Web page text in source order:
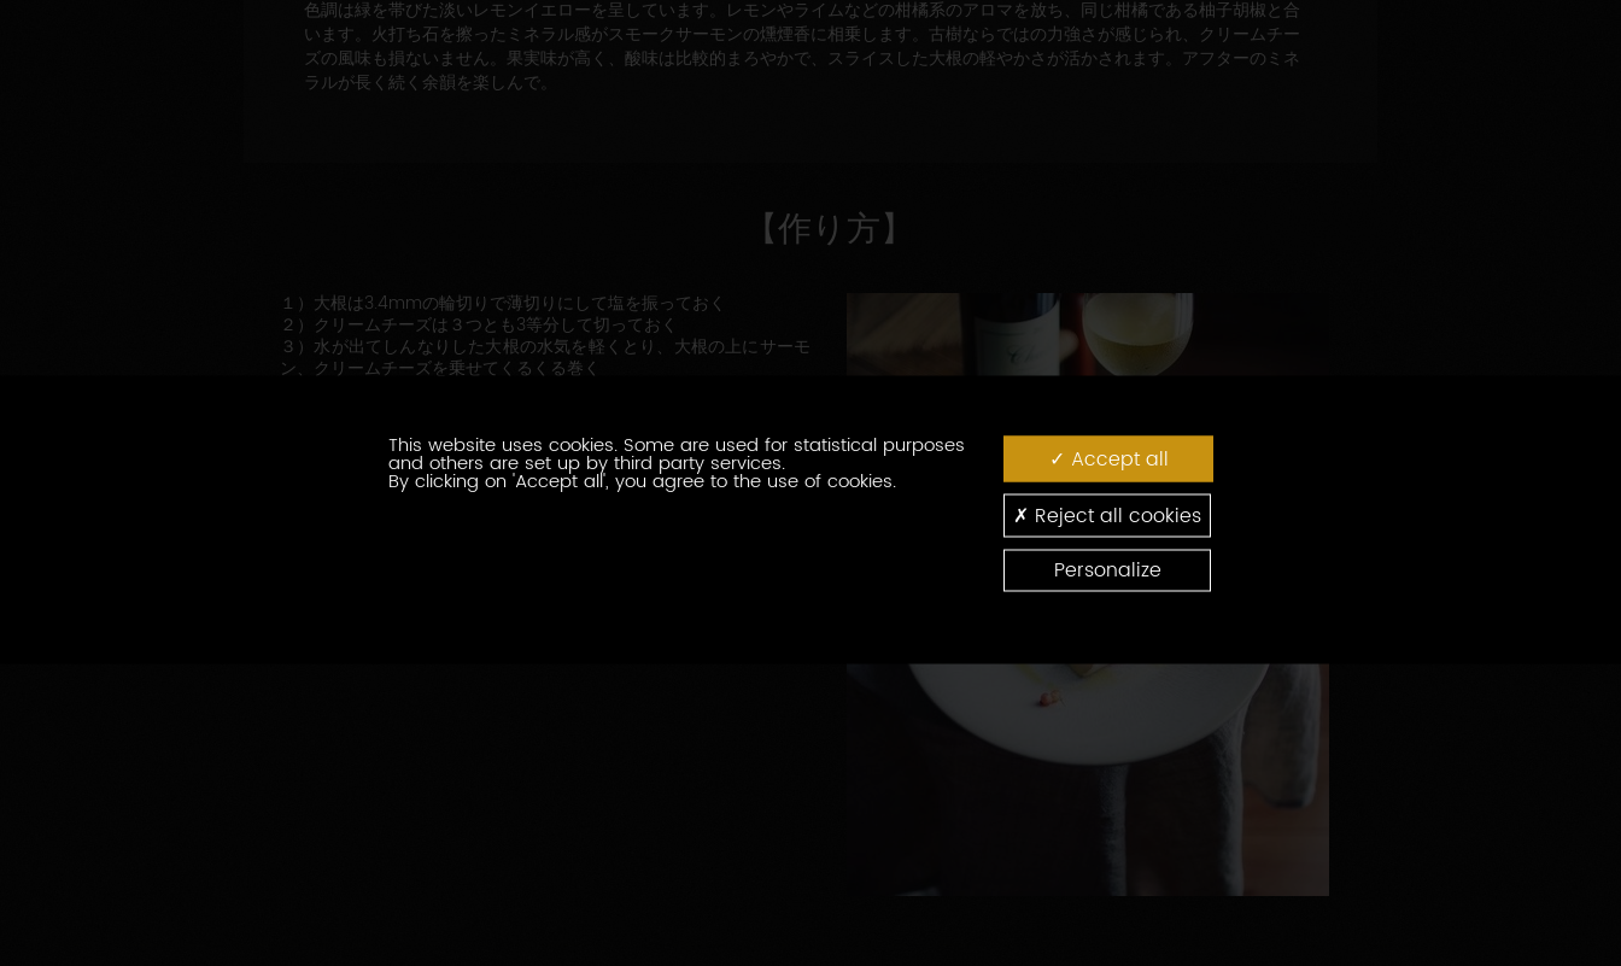
色調は緑を帯びた淡いレモンイエローを呈しています。レモンやライムなどの柑橘系のアロマを放ち、同じ柑橘である柚子胡椒と合
います。火打ち石を擦ったミネラル感がスモークサーモンの燻煙香に相乗します。古樹ならではの力強さが感じられ、クリームチー
ズの風味も損ないません。果実味が高く、酸味は比較的まろやかで、スライスした大根の軽やかさが活かされます。アフターのミネ
ラルが長く続く余韻を楽しんで。
【作り方】
１）大根は3.4mmの輪切りで薄切りにして塩を振っておく
２）クリームチーズは３つとも3等分して切っておく
３）水が出てしんなりした大根の水気を軽くとり、大根の上にサーモ
ン、クリームチーズを乗せてくるくる巻く
オリーブオイルたらりも美味しいです。
This website uses cookies. Some are used for statistical purposes
and others are set up by third party services.
By clicking on 'Accept all', you agree to the use of cookies.
Accept all
Reject all cookies
Personalize